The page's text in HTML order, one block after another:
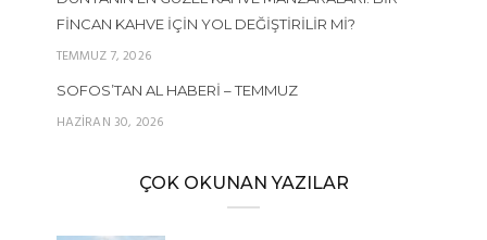
FINCAN KAHVE İÇIN YOL DEĞIŞTIRILIR MI?
TEMMUZ 7, 2026
SOFOS’TAN AL HABERI – TEMMUZ
HAZIRAN 30, 2026
ÇOK OKUNAN YAZILAR